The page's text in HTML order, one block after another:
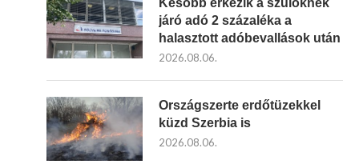
Később érkezik a szülőknek
járó adó 2 százaléka a
halasztott adóbevallások után
2026.08.06.
Országszerte erdőtüzekkel
küzd Szerbia is
2026.08.06.